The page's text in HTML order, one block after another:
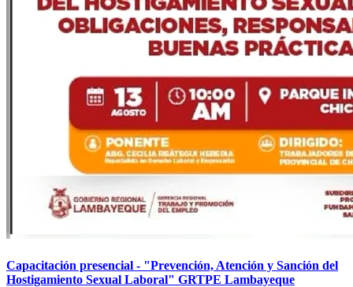
Capacitación presencial - "Prevención, Atención y Sanción del
Hostigamiento Sexual Laboral" GRTPE Lambayeque